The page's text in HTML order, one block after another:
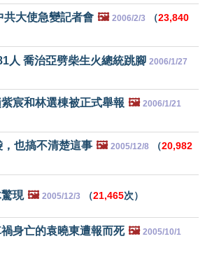
共大使急變記者會 🖼️ 2006/2/3 （23,840
人 喬治亞劈柴生火總統跳腳 2006/1/27
紫宸和林選棟被正式舉報 🖼️ 2006/1/21
也搞不清楚這事 🖼️ 2005/12/8 （20,982
現 🖼️ 2005/12/3 （21,465次）
身亡的袁曉東遭報而死 🖼️ 2005/10/1